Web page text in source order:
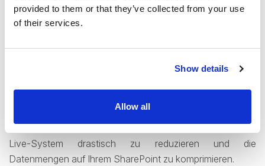
provided to them or that they’ve collected from your use
of their services.
Show details
Allow all
Neben diesem Überblick identifiziert unser Tool Bereiche,
contentACCESSam besten nutzen können, um Platz
freizugeben und Kosten für Ihre Organisation zu
Informationen ohne Einschränkungen und ermöglicht es
Live-System drastisch zu reduzieren und die
Datenmengen auf Ihrem SharePoint zu komprimieren.